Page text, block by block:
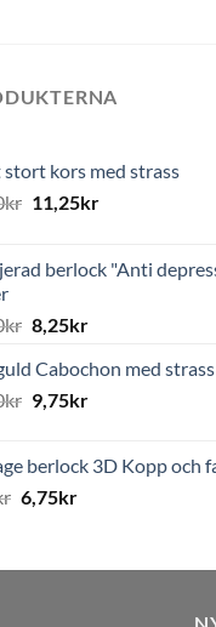
stort kors med strass
kr 11,25kr
berlock "Anti
kr 8,25kr
Cabochon med strass
kr 9,75kr
berlock 3D Kopp och
6,75kr